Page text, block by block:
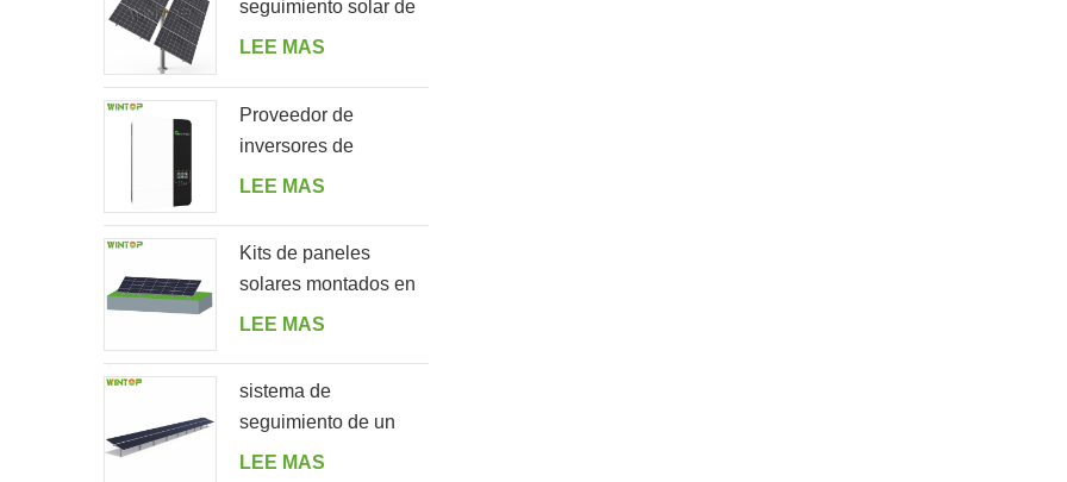
seguimiento solar de
doble fila de un solo
LEE MAS
Proveedor de
inversores de
almacenamiento de
LEE MAS
Kits de paneles
solares montados en
el suelo en forma de A
LEE MAS
sistema de
seguimiento de un
solo eje horizontal de
LEE MAS